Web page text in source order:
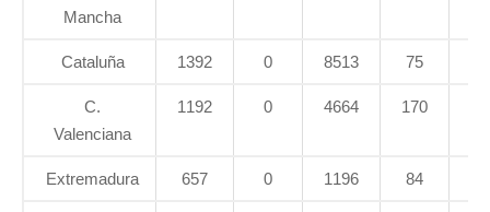
Mancha
Cataluña 1392 0 8513 75
C.
Valenciana
1192 0 4664 170
Extremadura 657 0 1196 84